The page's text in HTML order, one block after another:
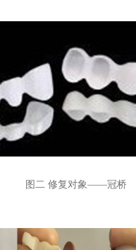
图二 修复对象——冠桥